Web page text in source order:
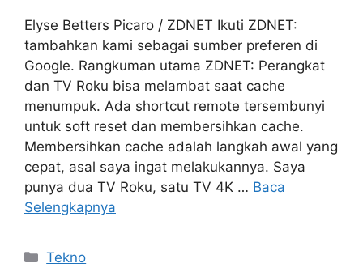
Elyse Betters Picaro / ZDNET Ikuti ZDNET:
tambahkan kami sebagai sumber preferen di
Google. Rangkuman utama ZDNET: Perangkat
dan TV Roku bisa melambat saat cache
menumpuk. Ada shortcut remote tersembunyi
untuk soft reset dan membersihkan cache.
Membersihkan cache adalah langkah awal yang
cepat, asal saya ingat melakukannya. Saya
punya dua TV Roku, satu TV 4K … Baca
Selengkapnya
Kategori
Tekno